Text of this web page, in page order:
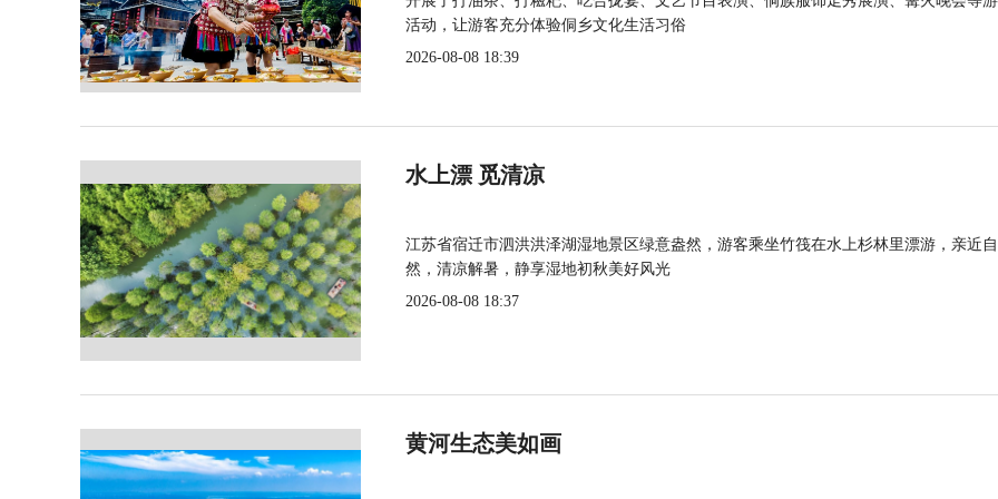
活动，让游客充分体验侗乡文化生活习俗
2026-08-08 18:39
水上漂 觅清凉
江苏省宿迁市泗洪洪泽湖湿地景区绿意盎然，游客乘坐竹筏在水上杉林里漂游，亲近自
然，清凉解暑，静享湿地初秋美好风光
2026-08-08 18:37
黄河生态美如画